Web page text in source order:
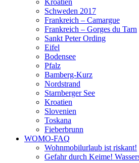
Schweden 2017
Frankreich – Camargue
Frankreich – Gorges du Tarn
Sankt Peter Ording
Eifel
Bodensee
Pfalz
Bamberg-Kurz
Nordstrand
Starnberger See
Kroatien
Slovenien
Toskana
Fieberbrunn
WOMO-FAQ
Wohnmobilurlaub ist riskant!
Gefahr durch Keime!